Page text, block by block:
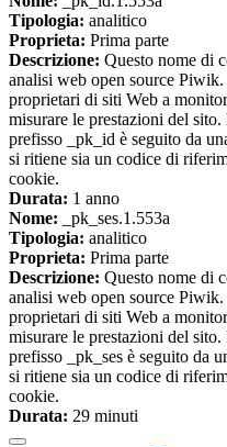
Tipologia: analitico
Proprieta: Prima parte
Descrizione: Questo nome di
analisi web open source
proprietari di siti Web a
misurare le prestazioni del
prefisso _pk_id è seguito da
si ritiene sia un codice di
cookie.
Durata: 1 anno
Nome: _pk_ses.1.553a
Tipologia: analitico
Proprieta: Prima parte
Descrizione: Questo nome di
analisi web open source
proprietari di siti Web a
misurare le prestazioni del
prefisso _pk_ses è seguito da
si ritiene sia un codice di
cookie.
Durata: 29 minuti